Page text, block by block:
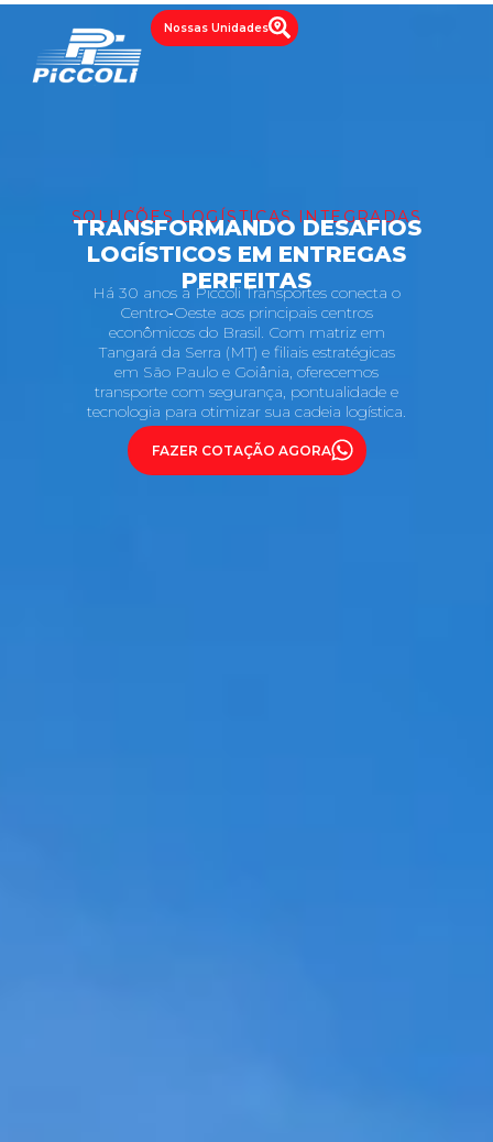
Nossas Unidades
SOLUÇÕES LOGÍSTICAS INTEGRADAS
TRANSFORMANDO DESAFIOS
LOGÍSTICOS EM ENTREGAS
PERFEITAS
Há 30 anos a Piccoli Transportes conecta o
Centro‑Oeste aos principais centros
econômicos do Brasil. Com matriz em
Tangará da Serra (MT) e filiais estratégicas
em São Paulo e Goiânia, oferecemos
transporte com segurança, pontualidade e
tecnologia para otimizar sua cadeia logística.
FAZER COTAÇÃO AGORA